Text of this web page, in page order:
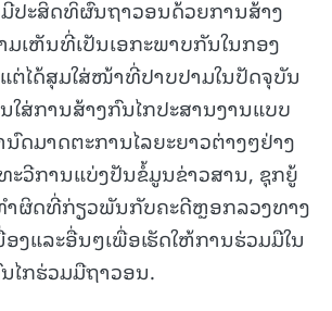
ປະສິດທິຜົນຖາວອນດ້ວຍການສ້າງ
ມເຫັນທີ່ເປັນເອກະພາບກັນໃນກອງ
ຕ່ໄດ້ສຸມໃສ່ໜ້າທີ່ປາບປາມໃນປັດຈຸບັນ
ໃສ່ການສ້າງກົນໄກປະສານງານແບບ
ດມາດຕະການໄລຍະຍາວຕ່າງໆຢ່າງ
ະວີການແບ່ງປັນຂໍ້ມູນຂ່າວສານ, ຊຸກຍູ້
ຜິດທີ່ກ່ຽວພັນກັບຄະດີຫຼອກລວງທາງ
ງແລະອື່ນໆເພື່ອເຮັດໃຫ້ການຮ່ວມມືໃນ
ໄກຮ່ວມມືຖາວອນ.